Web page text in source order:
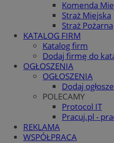
Komenda
Straż Miejska
Straż Pożarna
KATALOG FIRM
Katalog firm
Dodaj firmę do
OGŁOSZENIA
OGŁOSZENIA
Dodaj
POLECAMY
Protocol IT
Pracuj.pl -
REKLAMA
WSPÓŁPRACA